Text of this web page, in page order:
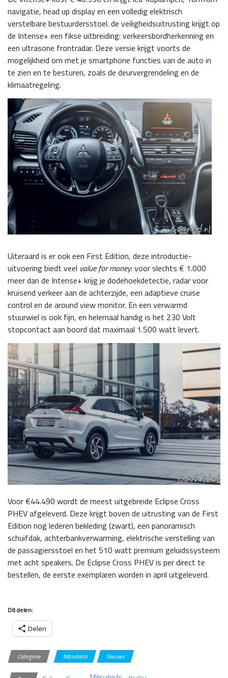
navigatie, head up display en een volledig elektrisch
verstelbare bestuurdersstoel. de veiligheidsuitrusting krijgt op
de Intense+ een fikse uitbreiding: verkeersbordherkenning en
een ultrasone frontradar. Deze versie krijgt voorts de
mogelijkheid om met je smartphone functies van de auto in
te zien en te besturen, zoals de deurvergrendeling en de
klimaatregeling.
Uiteraard is er ook een First Edition, deze introductie-
uitvoering biedt veel value for money: voor slechts € 1.000
meer dan de Intense+ krijg je dodehoekdetectie, radar voor
kruisend verkeer aan de achterzijde, een adaptieve cruise
control en de around view monitor. En een verwarmd
stuurwiel is ook fijn, en helemaal handig is het 230 Volt
stopcontact aan boord dat maximaal 1.500 watt levert.
Voor €44.490 wordt de meest uitgebreide Eclipse Cross
PHEV afgeleverd. Deze krijgt boven de uitrusting van de First
Edition nog lederen bekleding (zwart), een panoramisch
schuifdak, achterbankverwarming, elektrische verstelling van
de passagiersstoel en het 510 watt premium geluidssysteem
met acht speakers. De Eclipse Cross PHEV is per direct te
bestellen, de eerste exemplaren worden in april uitgeleverd.
Dit delen:
Delen
Categorie Mitsubishi Nieuws